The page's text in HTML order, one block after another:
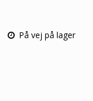
På vej på lager